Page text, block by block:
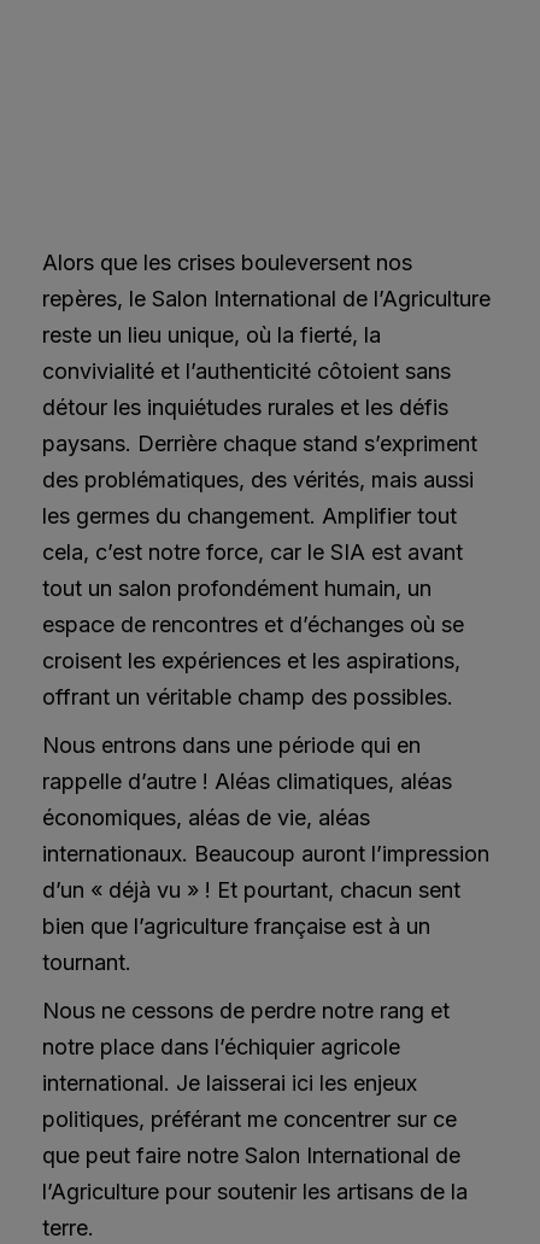
Alors que les crises bouleversent nos
repères, le Salon International de l’Agriculture
reste un lieu unique, où la fierté, la
convivialité et l’authenticité côtoient sans
détour les inquiétudes rurales et les défis
paysans. Derrière chaque stand s’expriment
des problématiques, des vérités, mais aussi
les germes du changement. Amplifier tout
cela, c’est notre force, car le SIA est avant
tout un salon profondément humain, un
espace de rencontres et d’échanges où se
croisent les expériences et les aspirations,
offrant un véritable champ des possibles.
Nous entrons dans une période qui en
rappelle d’autre ! Aléas climatiques, aléas
économiques, aléas de vie, aléas
internationaux. Beaucoup auront l’impression
d’un « déjà vu » ! Et pourtant, chacun sent
bien que l’agriculture française est à un
tournant.
Nous ne cessons de perdre notre rang et
notre place dans l’échiquier agricole
international. Je laisserai ici les enjeux
politiques, préférant me concentrer sur ce
que peut faire notre Salon International de
l’Agriculture pour soutenir les artisans de la
terre.